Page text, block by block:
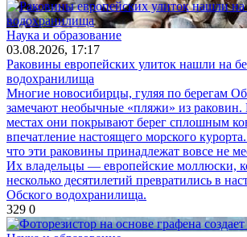
Наука и образование
03.08.2026, 17:17
Раковины европейских улиток нашли на
водохранилища
Многие новосибирцы, гуляя по берегам
замечают необычные «пляжи» из раковин.
местах они покрывают берег сплошным
впечатление настоящего морского
что эти раковины принадлежат вовсе не
Их владельцы — европейские моллюски,
несколько десятилетий превратились в
Обского водохранилища.
329 0